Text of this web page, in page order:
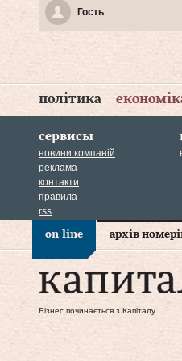
Гость
політика
сервисы
новини компаній
реклама
контакти
правила
rss
on-line архів
Бізнес починається з Капіталу